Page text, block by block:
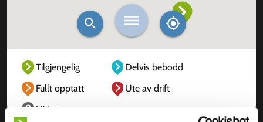
Tilgjengelig
Delvis bebodd
Fullt opptatt
Ute av drift
Ukjent